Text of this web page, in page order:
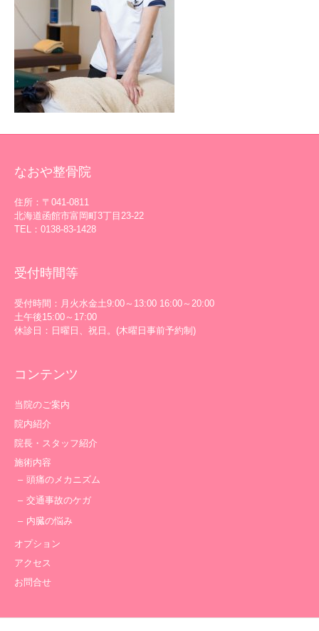
なおや整骨院
住所：〒041-0811
北海道函館市富岡町3丁目23-22
TEL：0138-83-1428
受付時間等
受付時間：月火水金土9:00～13:00 16:00～20:00
土午後15:00～17:00
休診日：日曜日、祝日。(木曜日事前予約制)
コンテンツ
当院のご案内
院内紹介
院長・スタッフ紹介
施術内容
頭痛のメカニズム
交通事故のケガ
内臓の悩み
オプション
アクセス
お問合せ